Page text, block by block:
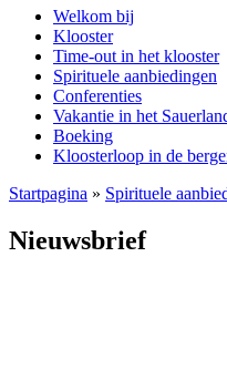
Welkom bij
Klooster
Time-out in het klooster
Spirituele aanbiedingen
Conferenties
Vakantie in het
Boeking
Kloosterloop in de
Startpagina » Spirituele
Nieuwsbrief